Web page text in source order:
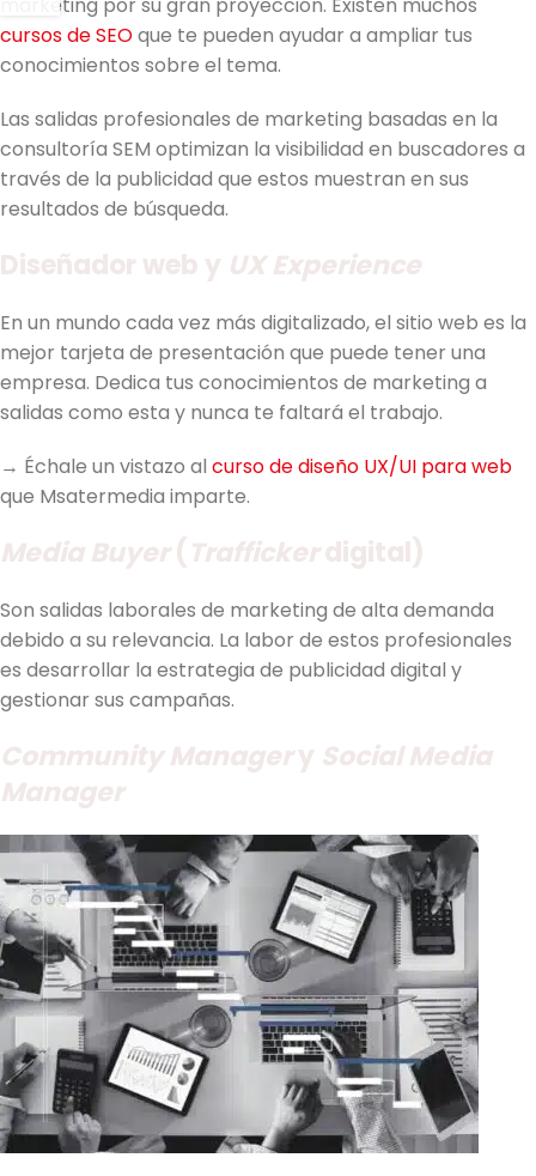
cursos de SEOque te pueden ayudar a ampliar tus
conocimientos sobre el tema.
Las salidas profesionales de marketing basadas en la
consultoría SEM optimizan la visibilidad en buscadores a
través de la publicidad que estos muestran en sus
resultados de búsqueda.
En un mundo cada vez más digitalizado, el sitio web es la
mejor tarjeta de presentación que puede tener una
empresa. Dedica tus conocimientos de marketing a
salidas como esta y nunca te faltará el trabajo.
→ Échale un vistazo al curso de diseño UX/UI para web
que Msatermedia imparte.
Son salidas laborales de marketing de alta demanda
debido a su relevancia. La labor de estos profesionales
es desarrollar la estrategia de publicidad digital y
gestionar sus campañas.